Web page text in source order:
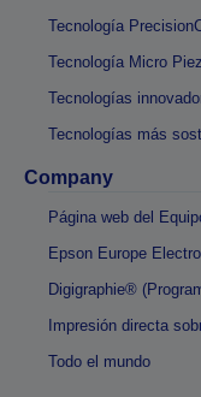
Tecnología
Tecnología Micro
Tecnologías
Tecnologías más
Company
Página web del
Epson Europe
Digigraphie®
Impresión directa
Todo el mundo